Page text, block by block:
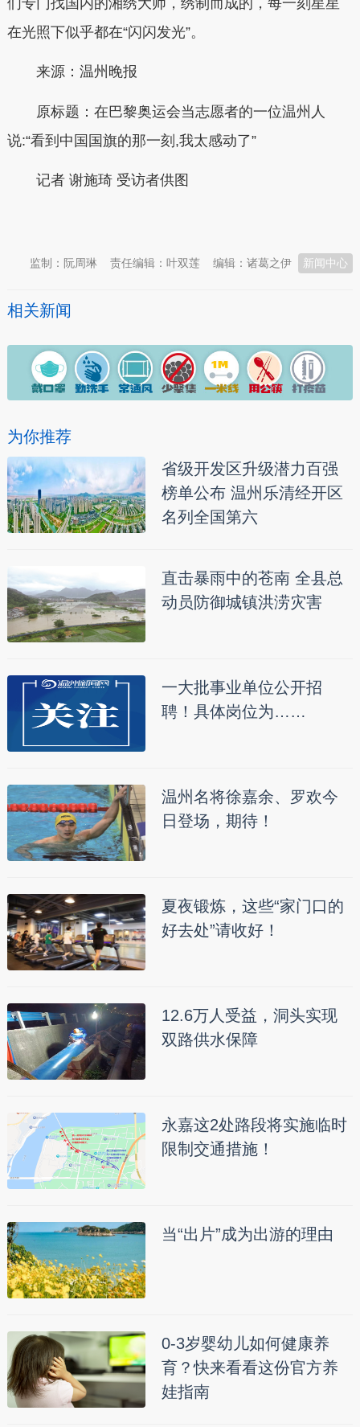
在光照下似乎都在“闪闪发光”。
来源：温州晚报
原标题：在巴黎奥运会当志愿者的一位温州人
说:“看到中国国旗的那一刻,我太感动了”
记者 谢施琦 受访者供图
新闻中心
编辑：诸葛之伊
责任编辑：叶双莲
监制：阮周琳
相关新闻
为你推荐
省级开发区升级潜力百强
榜单公布 温州乐清经开区
名列全国第六
直击暴雨中的苍南 全县总
动员防御城镇洪涝灾害
一大批事业单位公开招
聘！具体岗位为……
温州名将徐嘉余、罗欢今
日登场，期待！
夏夜锻炼，这些“家门口的
好去处”请收好！
12.6万人受益，洞头实现
双路供水保障
永嘉这2处路段将实施临时
限制交通措施！
当“出片”成为出游的理由
0-3岁婴幼儿如何健康养
育？快来看看这份官方养
娃指南